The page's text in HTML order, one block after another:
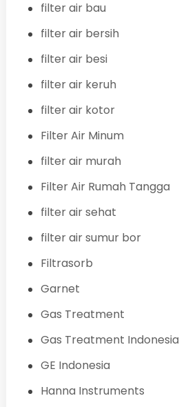
filter air bau
filter air bersih
filter air besi
filter air keruh
filter air kotor
Filter Air Minum
filter air murah
Filter Air Rumah Tangga
filter air sehat
filter air sumur bor
Filtrasorb
Garnet
Gas Treatment
Gas Treatment Indonesia
GE Indonesia
Hanna Instruments